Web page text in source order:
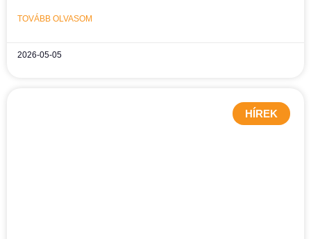
TOVÁBB OLVASOM
2026-05-05
HÍREK